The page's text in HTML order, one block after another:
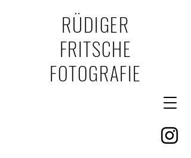
RÜDIGER
FRITSCHE
FOTOGRAFIE